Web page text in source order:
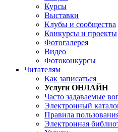
Курсы
Выставки
Клубы и сообщества
Конкурсы и проекты
Фотогалерея
Видео
Фотоконкурсы
Читателям
Как записаться
Услуги ОНЛАЙН
Часто задаваемые
Электронный
Правила
Электронная